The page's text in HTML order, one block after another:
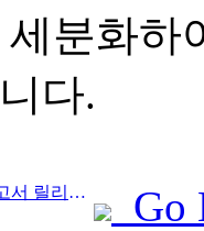
분화하
다.
Prev:2025 여름 여행 트렌드 보고서 릴리스 : 부모-자식 고객 기반은 60% 이상을 차지합니다.
Go